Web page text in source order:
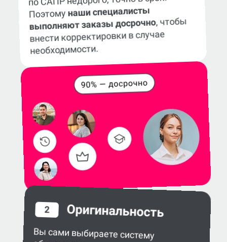
Поэтомунаши специалисты
выполняют заказы досрочно, чтобы
внести корректировки в случае
необходимости.
2 Оригинальность
Вы сами выбираете систему
обнаружения заимствований
в работе — eTXT, «Антиплагиат»